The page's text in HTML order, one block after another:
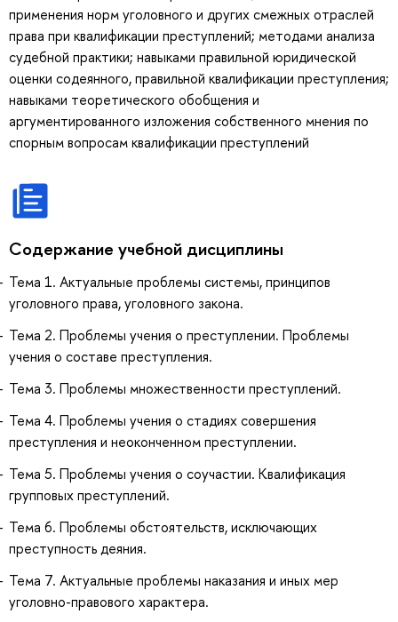
применения норм уголовного и других смежных отраслей
права при квалификации преступлений; методами анализа
судебной практики; навыками правильной юридической
оценки содеянного, правильной квалификации преступления;
навыками теоретического обобщения и
аргументированного изложения собственного мнения по
спорным вопросам квалификации преступлений
Содержание учебной дисциплины
Тема 1. Актуальные проблемы системы, принципов
уголовного права, уголовного закона.
Тема 2. Проблемы учения о преступлении. Проблемы
учения о составе преступления.
Тема 3. Проблемы множественности преступлений.
Тема 4. Проблемы учения о стадиях совершения
преступления и неоконченном преступлении.
Тема 5. Проблемы учения о соучастии. Квалификация
групповых преступлений.
Тема 6. Проблемы обстоятельств, исключающих
преступность деяния.
Тема 7. Актуальные проблемы наказания и иных мер
уголовно-правового характера.